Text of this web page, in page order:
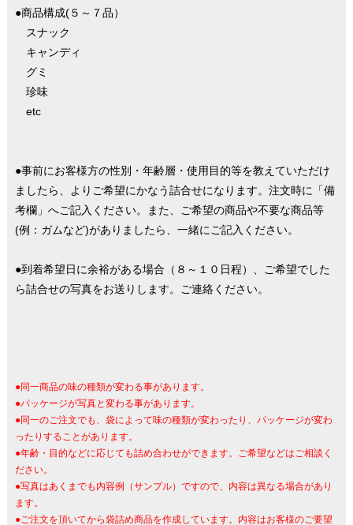
●商品構成(５～７品）
スナック
キャンディ
グミ
珍味
etc
●事前にお客様方の性別・年齢層・使用目的等を教えていただけ
ましたら、よりご希望にかなう詰合せになります。注文時に「備
考欄」へご記入ください。また、ご希望の商品や不要な商品等
(例：ガムなど)がありましたら、一緒にご記入ください。
●到着希望日に余裕がある場合（８～１０日程）、ご希望でした
ら詰合せの写真をお送りします。ご連絡ください。
●同一商品の味の種類が変わる事があります。
●パッケージが写真と変わる事があります。
●同一のご注文でも、袋によって味の種類が変わったり、パッケージが変わ
ったりすることがあります。
●年齢・目的などに応じても詰め合わせができます。ご希望などはご相談く
ださい。
●写真はあくまでも内容例（サンプル）ですので、内容は異なる場合があり
ます。
●ご注文を頂いてから袋詰め商品を作成しています。内容はお客様のご要望